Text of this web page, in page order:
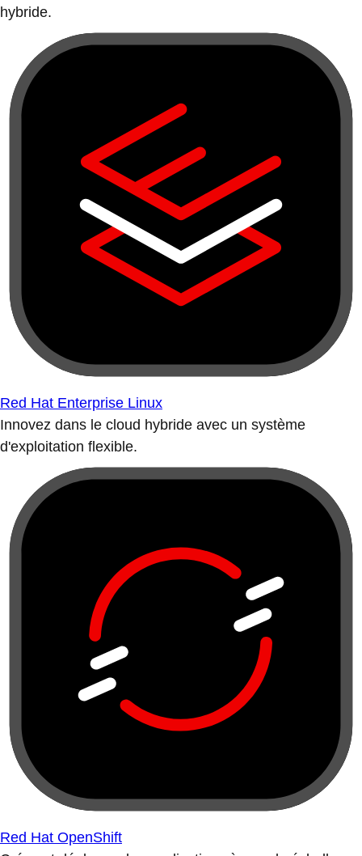
hybride.
Red Hat Enterprise Linux
Innovez dans le cloud hybride avec un système
d'exploitation flexible.
Red Hat OpenShift